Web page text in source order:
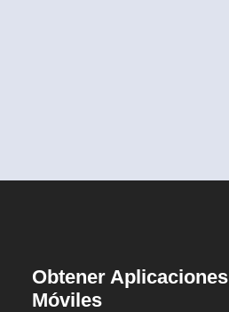
Obtener Aplicaciones
Móviles